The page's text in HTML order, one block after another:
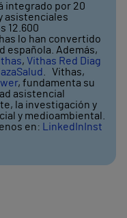
integrado por 20
asistenciales
12.600
lo han convertido
española. Además,
, Vithas Red Diag
. Vithas,
, fundamenta su
asistencial
la investigación y
y medioambiental.
en: LinkedIn Inst